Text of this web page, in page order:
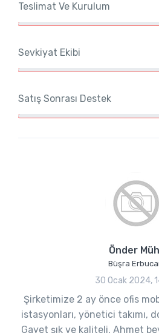
Teslimat Ve Kurulum
Sevkiyat Ekibi
Satış Sonrası Destek
Önder
Büşra
30 Ocak 2024,
Şirketimize 2 ay önce ofis
istasyonları, yönetici takımı,
Gayet şık ve kaliteli, Ahmet